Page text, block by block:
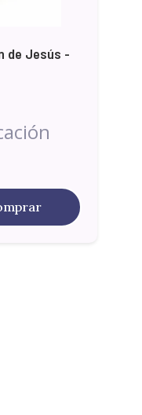
de Jesús -